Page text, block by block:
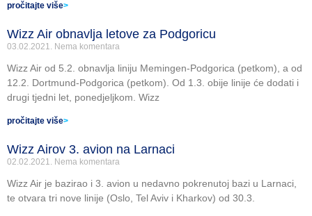
pročitajte više>
Wizz Air obnavlja letove za Podgoricu
03.02.2021. Nema komentara
Wizz Air od 5.2. obnavlja liniju Memingen-Podgorica (petkom), a od
12.2. Dortmund-Podgorica (petkom). Od 1.3. obije linije će dodati i
drugi tjedni let, ponedjeljkom. Wizz
pročitajte više>
Wizz Airov 3. avion na Larnaci
02.02.2021. Nema komentara
Wizz Air je bazirao i 3. avion u nedavno pokrenutoj bazi u Larnaci,
te otvara tri nove linije (Oslo, Tel Aviv i Kharkov) od 30.3.